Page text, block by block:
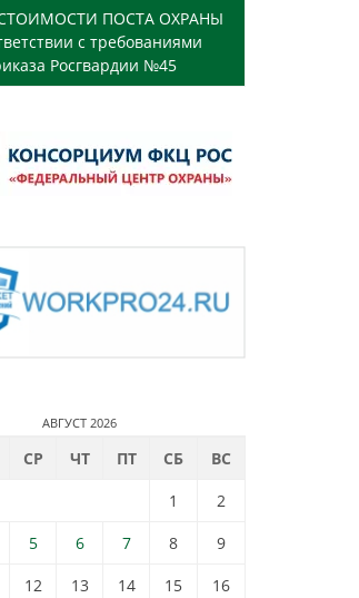
ПОСТА ОХРАНЫ
с требованиями
Росгвардии №45
АВГУСТ 2026
СР ЧТ ПТ СБ
ВС
1
2
5 6 7 8
9
12 13 14 15
16